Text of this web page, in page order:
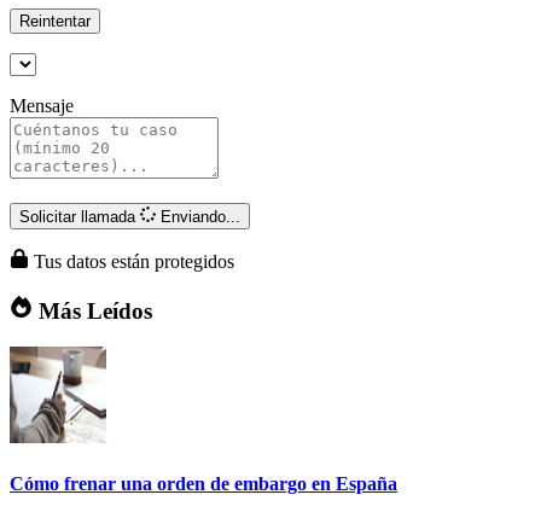
Reintentar
Mensaje
Solicitar llamada Enviando...
Tus datos están protegidos
Más Leídos
Cómo frenar una orden de embargo en España